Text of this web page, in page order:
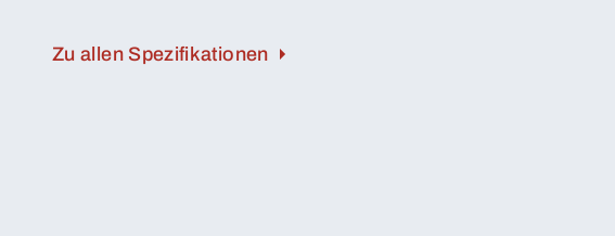
Zu allen Spezifikationen